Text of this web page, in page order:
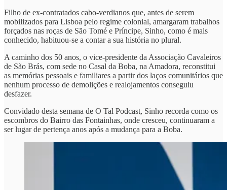
Filho de ex-contratados cabo-verdianos que, antes de serem
mobilizados para Lisboa pelo regime colonial, amargaram trabalhos
forçados nas roças de São Tomé e Príncipe, Sinho, como é mais
conhecido, habituou-se a contar a sua história no plural.
A caminho dos 50 anos, o vice-presidente da Associação Cavaleiros
de São Brás, com sede no Casal da Boba, na Amadora, reconstitui
as memórias pessoais e familiares a partir dos laços comunitários que
nenhum processo de demolições e realojamentos conseguiu
desfazer.
Convidado desta semana de O Tal Podcast, Sinho recorda como os
escombros do Bairro das Fontainhas, onde cresceu, continuaram a
ser lugar de pertença anos após a mudança para a Boba.